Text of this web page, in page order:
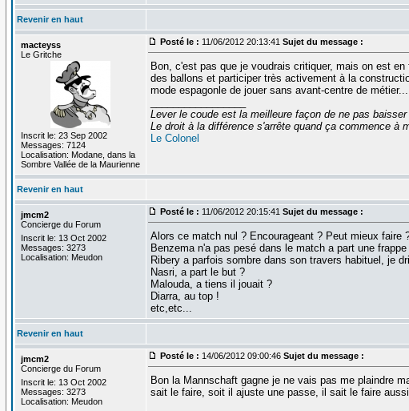
Revenir en haut
macteyss
Le Gritche
Inscrit le: 23 Sep 2002
Messages: 7124
Localisation: Modane, dans la
Sombre Vallée de la Maurienne
Posté le : 11/06/2012 20:13:41 Sujet du message :
Bon, c'est pas que je voudrais critiquer, mais on est
des ballons et participer très activement à la
mode espagonle de jouer sans avant-centre de métier...
Lever le coude est la meilleure façon de ne pas baisser
Le droit à la différence s'arrête quand ça commence à
Le Colonel
Revenir en haut
jmcm2
Concierge du Forum
Inscrit le: 13 Oct 2002
Messages: 3273
Localisation: Meudon
Posté le : 11/06/2012 20:15:41 Sujet du message :
Alors ce match nul ? Encourageant ? Peut mieux faire
Benzema n'a pas pesé dans le match a part une frappe
Ribery a parfois sombre dans son travers habituel, je
Nasri, a part le but ?
Malouda, a tiens il jouait ?
Diarra, au top !
etc,etc...
Revenir en haut
jmcm2
Concierge du Forum
Inscrit le: 13 Oct 2002
Messages: 3273
Localisation: Meudon
Posté le : 14/06/2012 09:00:46 Sujet du message :
Bon la Mannschaft gagne je ne vais pas me plaindre
sait le faire, soit il ajuste une passe, il sait le faire aussi.